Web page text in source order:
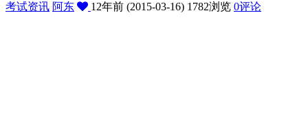
考试资讯 阿东 12年前 (2015-03-16) 1782浏览 0评论